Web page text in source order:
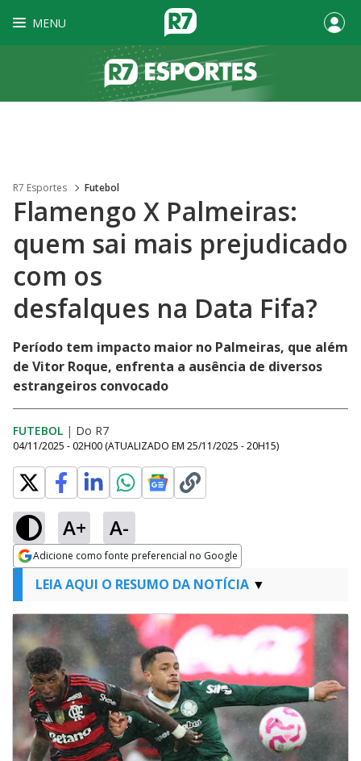
MENU
R7 Esportes Futebol
Flamengo X Palmeiras:
quem sai mais prejudicado
com os
desfalques na Data Fifa?
Período tem impacto maior no Palmeiras, que além
de Vitor Roque, enfrenta a ausência de diversos
estrangeiros convocado
FUTEBOL | Do R7
04/11/2025 - 02H00 (ATUALIZADO EM 25/11/2025 - 20H15)
A+ A-
Adicione como fonte preferencial no Google
Opens in new window
LEIA AQUI O RESUMO DA NOTÍCIA